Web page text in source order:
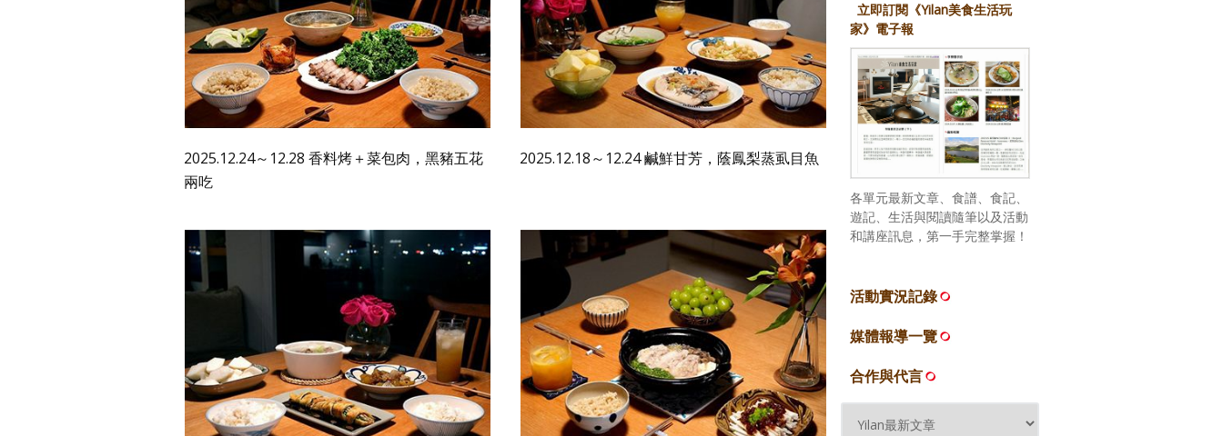
2025.12.24～12.28 香料烤＋菜包肉，黑豬五花
兩吃
2025.12.18～12.24 鹹鮮甘芳，蔭鳳梨蒸虱目魚
立即訂閱《Yilan美食生活玩
家》電子報
各單元最新文章、食譜、食記、
遊記、生活與閱讀隨筆以及活動
和講座訊息，第一手完整掌握！
活動實況記錄
媒體報導一覽
合作與代言